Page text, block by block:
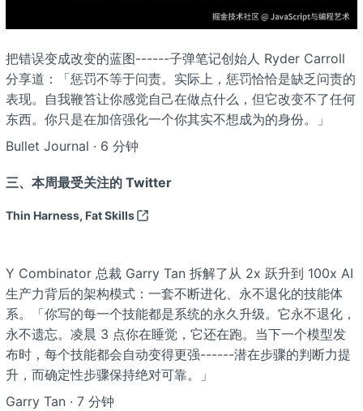
把错误变成改变的蓝图------子弹笔记创始人 Ryder Carroll
分享道：「惩罚不等于问责。实际上，惩罚恰恰是缺乏问责的
表现。自我鞭笞让你感觉自己在做点什么，但它改变不了任何
东西。你只是在加倍强化一个你其实不想成为的身份。」
Bullet Journal · 6 分钟
三、本周最受关注的 Twitter
Thin Harness, Fat Skills
Y Combinator 总裁 Garry Tan 拆解了从 2x 跃升到 100x AI
生产力背后的架构模式：一套不断进化、永不退化的技能体
系。「你写的每一个技能都是系统的永久升级。它永不退化，
永不遗忘。凌晨 3 点你在睡觉，它还在跑。当下一个模型发
布时，每个技能都会自动变得更强------潜在步骤的判断力提
升，而确定性步骤保持绝对可靠。」
Garry Tan · 7 分钟